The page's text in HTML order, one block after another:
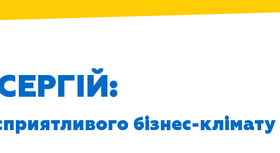
бізнес-